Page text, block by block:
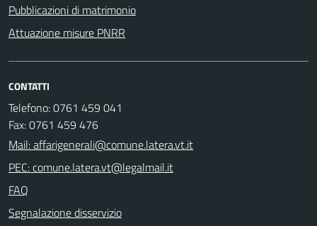
Pubblicazioni di matrimonio
Attuazione misure PNRR
CONTATTI
Telefono: 0761 459 041
Fax: 0761 459 476
Mail: affarigenerali@comune.latera.vt.it
PEC: comune.latera.vt@legalmail.it
FAQ
Segnalazione disservizio